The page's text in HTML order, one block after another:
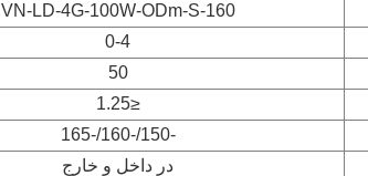
VN-LD-4G-100W-ODm-S-160
0-4
50
≤1.25
-150/-160/-165
در داخل و خارج